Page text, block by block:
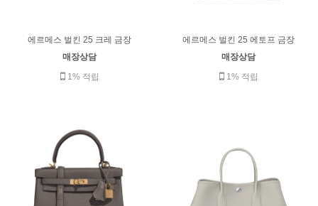
에르메스 벌킨 25 크레 금장
매장상담
1% 적립
에르메스 벌킨 25 에토프 금장
매장상담
1% 적립